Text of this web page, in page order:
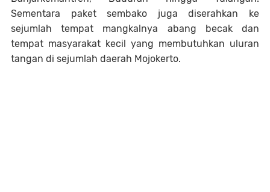
Sementara paket sembako juga diserahkan ke
sejumlah tempat mangkalnya abang becak dan
tempat masyarakat kecil yang membutuhkan uluran
tangan di sejumlah daerah Mojokerto.